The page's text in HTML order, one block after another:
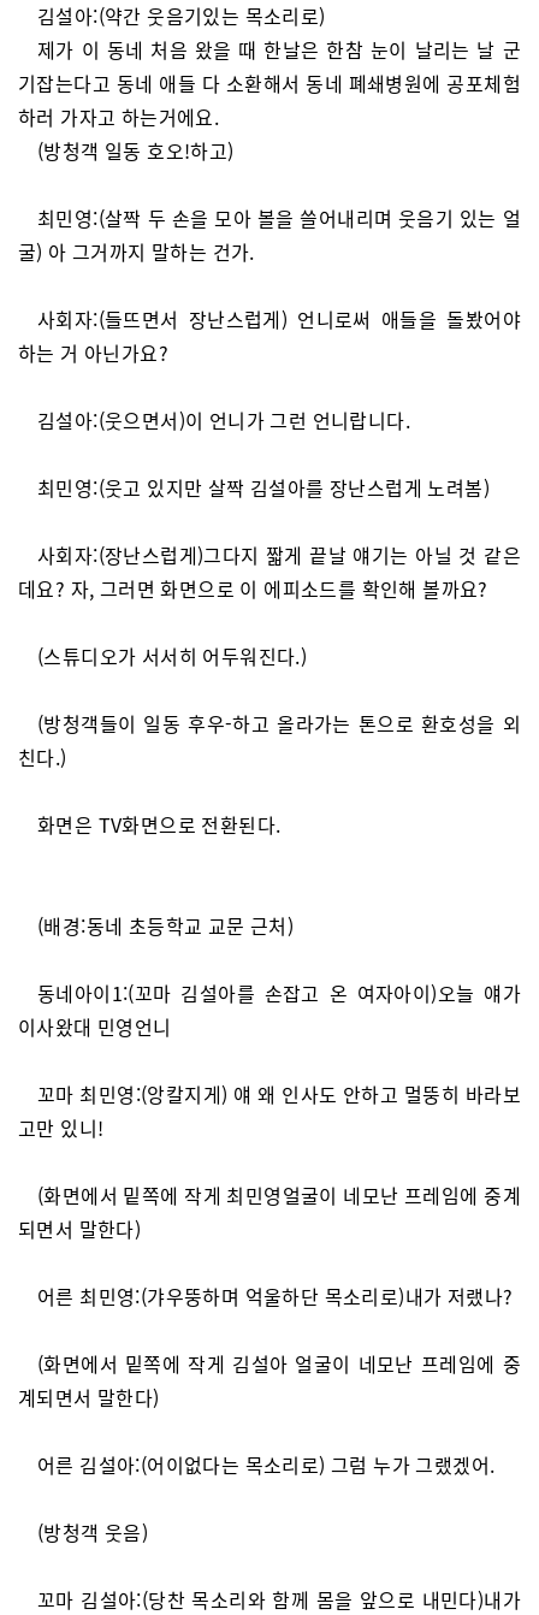
김설아:(약간 웃음기있는 목소리로)
제가 이 동네 처음 왔을 때 한날은 한참 눈이 날리는 날 군
기잡는다고 동네 애들 다 소환해서 동네 폐쇄병원에 공포체험
하러 가자고 하는거에요.
(방청객 일동 호오!하고)
최민영:(살짝 두 손을 모아 볼을 쓸어내리며 웃음기 있는 얼
굴) 아 그거까지 말하는 건가.
사회자:(들뜨면서 장난스럽게) 언니로써 애들을 돌봤어야
하는 거 아닌가요?
김설아:(웃으면서)이 언니가 그런 언니랍니다.
최민영:(웃고 있지만 살짝 김설아를 장난스럽게 노려봄)
사회자:(장난스럽게)그다지 짧게 끝날 얘기는 아닐 것 같은
데요? 자, 그러면 화면으로 이 에피소드를 확인해 볼까요?
(스튜디오가 서서히 어두워진다.)
(방청객들이 일동 후우-하고 올라가는 톤으로 환호성을 외
친다.)
화면은 TV화면으로 전환된다.
(배경:동네 초등학교 교문 근처)
동네아이1:(꼬마 김설아를 손잡고 온 여자아이)오늘 얘가
이사왔대 민영언니
꼬마 최민영:(앙칼지게) 얘 왜 인사도 안하고 멀뚱히 바라보
고만 있니!
(화면에서 밑쪽에 작게 최민영얼굴이 네모난 프레임에 중계
되면서 말한다)
어른 최민영:(갸우뚱하며 억울하단 목소리로)내가 저랬나?
(화면에서 밑쪽에 작게 김설아 얼굴이 네모난 프레임에 중
계되면서 말한다)
어른 김설아:(어이없다는 목소리로) 그럼 누가 그랬겠어.
(방청객 웃음)
꼬마 김설아:(당찬 목소리와 함께 몸을 앞으로 내민다)내가